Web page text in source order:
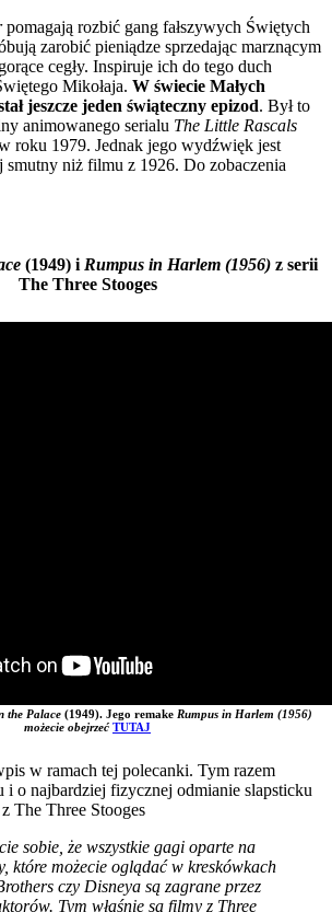
pomagają rozbić gang fałszywych Świętych
zarobić pieniądze sprzedając marznącym
cegły. Inspiruje ich do tego duch
Mikołaja. W świecie Małych
jeszcze jeden świąteczny epizod. Był to
animowanego serialu The Little Rascals
roku 1979. Jednak jego wydźwięk jest
smutny niż filmu z 1926. Do zobaczenia
(1949) i Rumpus in Harlem (1956)z serii
The Three Stooges
the Palace(1949). Jego remake Rumpus in Harlem (1956)
możecie obejrzeć TUTAJ
w ramach tej polecanki. Tym razem
i o najbardziej fizycznej odmianie slapsticku
The Three Stooges
sobie, że wszystkie gagi oparte na
które możecie oglądać w kreskówkach
czy Disneya są zagrane przez
Tym właśnie są filmy z Three